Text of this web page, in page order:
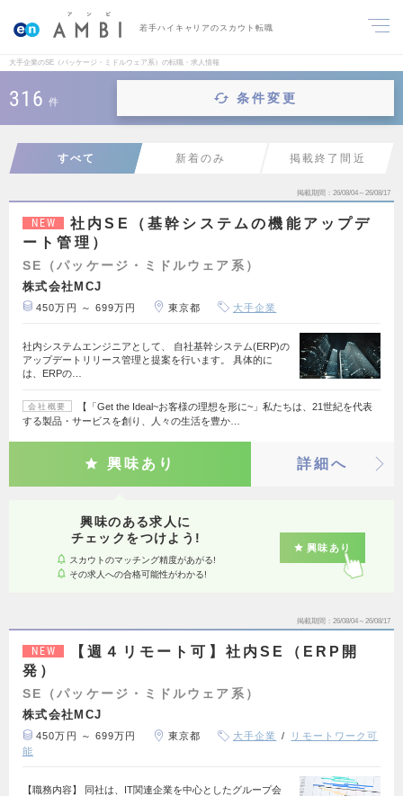
若手ハイキャリアのスカウト転職
大手企業のSE（パッケージ・ミドルウェア系）の転職・求人情報
316 件 条件変更
すべて 新着のみ 掲載終了間近
掲載期間 26/08/04～26/08/17
NEW
社内SE（基幹システムの機能アップデ
ート管理）
SE（パッケージ・ミドルウェア系）
株式会社MCJ
450万円 ～ 699万円 東京都 大手企業
社内システムエンジニアとして、 自社基幹システム(ERP)の
アップデートリリース管理と提案を行います。 具体的に
は、ERPの…
会社概要
【「Get the Ideal~お客様の理想を形に~」私たちは、21世紀を代表
する製品・サービスを創り、人々の生活を豊か…
興味あり 詳細へ
興味のある求人に
チェックをつけよう!
スカウトのマッチング精度があがる!
その求人への合格可能性がわかる!
興味あり
掲載期間 26/08/04～26/08/17
NEW
【週４リモート可】社内SE（ERP開
発）
SE（パッケージ・ミドルウェア系）
株式会社MCJ
450万円 ～ 699万円 東京都 大手企業
リモートワーク可
能
【職務内容】 同社は、IT関連企業を中心としたグループ会